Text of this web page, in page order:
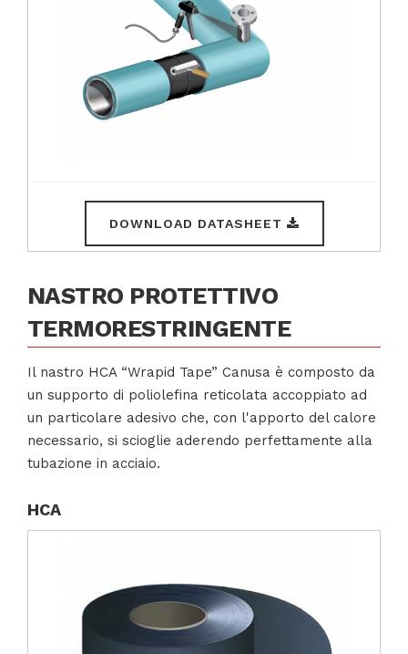
DOWNLOAD DATASHEET
NASTRO PROTETTIVO
TERMORESTRINGENTE
Il nastro HCA “Wrapid Tape” Canusa è composto da
un supporto di poliolefina reticolata accoppiato ad
un particolare adesivo che, con l'apporto del calore
necessario, si scioglie aderendo perfettamente alla
tubazione in acciaio.
HCA